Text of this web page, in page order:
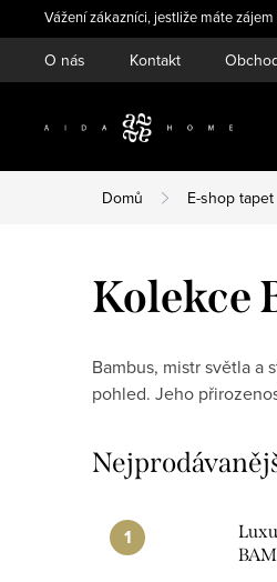
na
obsah
Vážení zákazníci, jestliže máte
O nás Kontakt
Domů E-shop tapet
Kolekce
Bambus, mistr světla
pohled. Jeho